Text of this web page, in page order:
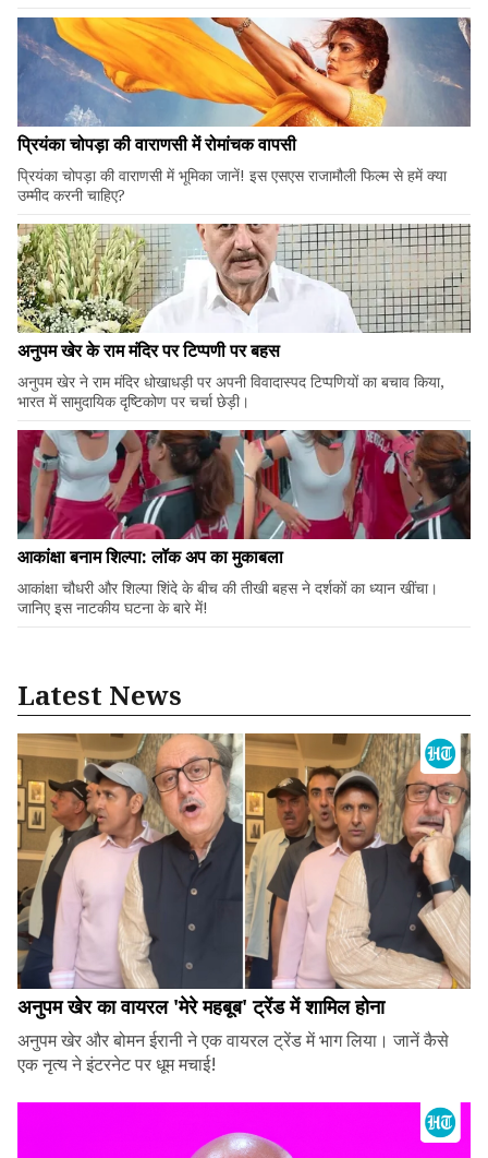
प्रियंका चोपड़ा की वाराणसी में रोमांचक वापसी
प्रियंका चोपड़ा की वाराणसी में भूमिका जानें! इस एसएस राजामौली फिल्म से हमें क्या
उम्मीद करनी चाहिए?
अनुपम खेर के राम मंदिर पर टिप्पणी पर बहस
अनुपम खेर ने राम मंदिर धोखाधड़ी पर अपनी विवादास्पद टिप्पणियों का बचाव किया,
भारत में सामुदायिक दृष्टिकोण पर चर्चा छेड़ी।
आकांक्षा बनाम शिल्पा: लॉक अप का मुकाबला
आकांक्षा चौधरी और शिल्पा शिंदे के बीच की तीखी बहस ने दर्शकों का ध्यान खींचा।
जानिए इस नाटकीय घटना के बारे में!
Latest News
अनुपम खेर का वायरल 'मेरे महबूब' ट्रेंड में शामिल होना
अनुपम खेर और बोमन ईरानी ने एक वायरल ट्रेंड में भाग लिया। जानें कैसे
एक नृत्य ने इंटरनेट पर धूम मचाई!